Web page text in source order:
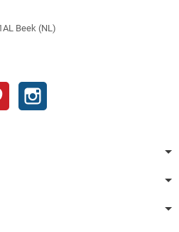
Beek (NL)
Pinterest